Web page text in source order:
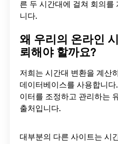
른 두 시간대에 걸쳐 회의를
니다.
왜 우리의 온라인
뢰해야 할까요?
저희는 시간대 변환을 계산
데이터베이스를 사용합니다
이터를 조정하고 관리하는
출처입니다.
대부분의 다른 사이트는 시